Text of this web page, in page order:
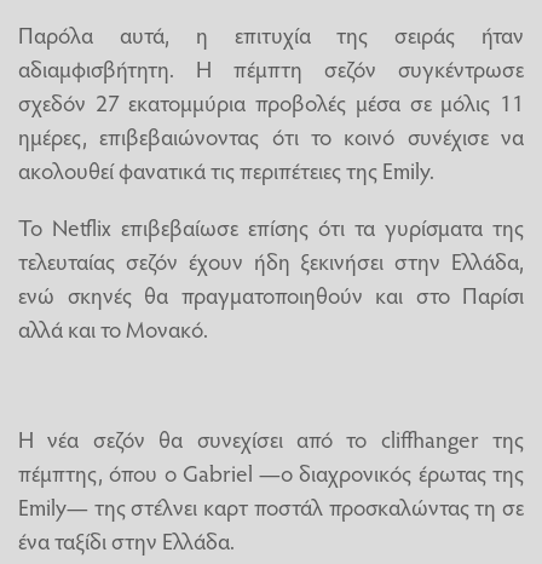
Παρόλα αυτά, η επιτυχία της σειράς ήταν
αδιαμφισβήτητη. Η πέμπτη σεζόν συγκέντρωσε
σχεδόν 27 εκατομμύρια προβολές μέσα σε μόλις 11
ημέρες, επιβεβαιώνοντας ότι το κοινό συνέχισε να
ακολουθεί φανατικά τις περιπέτειες της Emily.
Το Netflix επιβεβαίωσε επίσης ότι τα γυρίσματα της
τελευταίας σεζόν έχουν ήδη ξεκινήσει στην Ελλάδα,
ενώ σκηνές θα πραγματοποιηθούν και στο Παρίσι
αλλά και το Μονακό.
Η νέα σεζόν θα συνεχίσει από το cliffhanger της
πέμπτης, όπου ο Gabriel —ο διαχρονικός έρωτας της
Emily— της στέλνει καρτ ποστάλ προσκαλώντας τη σε
ένα ταξίδι στην Ελλάδα.